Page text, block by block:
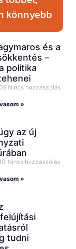
könnyebb
és a
–
politika
Nincs hozzászólás
»
az új
Nincs hozzászólás
»
tudni